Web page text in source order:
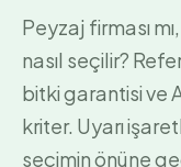
Peyzaj firması
nasıl seçilir?
bitki garantisi ve
kriter. Uyarı
seçimin önüne